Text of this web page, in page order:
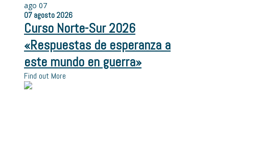
ago 07
07 agosto 2026
Curso Norte-Sur 2026
«Respuestas de esperanza a
este mundo en guerra»
Find out More